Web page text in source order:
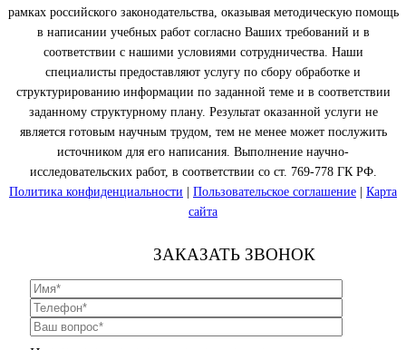
рамках российского законодательства, оказывая методическую помощь
в написании учебных работ согласно Ваших требований и в
соответствии с нашими условиями сотрудничества. Наши
специалисты предоставляют услугу по сбору обработке и
структурированию информации по заданной теме и в соответствии
заданному структурному плану. Результат оказанной услуги не
является готовым научным трудом, тем не менее может послужить
источником для его написания. Выполнение научно-
исследовательских работ, в соответствии со ст. 769-778 ГК РФ.
Политика конфиденциальности
Пользовательское соглашение
Карта
сайта
ЗАКАЗАТЬ ЗВОНОК